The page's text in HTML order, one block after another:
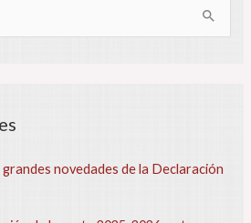
novedades de la Declaración